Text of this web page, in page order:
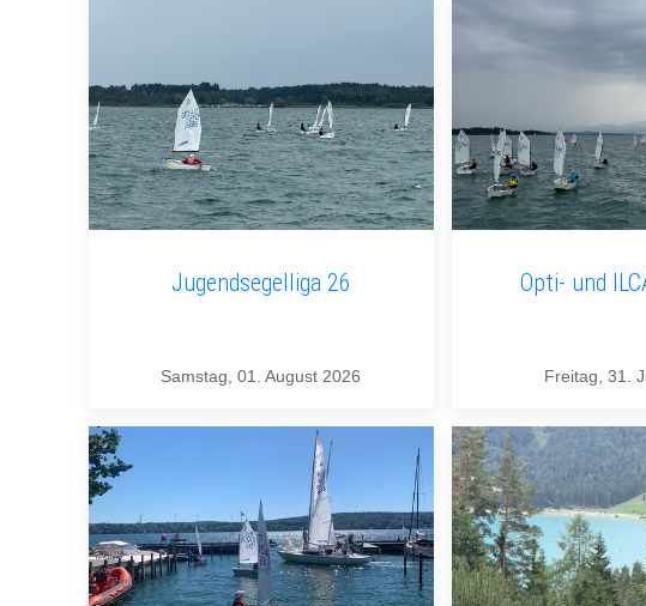
Jugendsegelliga 26
Samstag, 01. August 2026
Opti- und
Freitag, 31.